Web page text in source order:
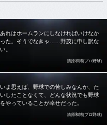
あれはホームランにしなければいけなか
った。そうでなきゃ……野茂に申し訳な
い。
清原和博(プロ野球)
いま思えば、野球での苦しみなんか、た
いしたことなくて、どんな状況でも野球
をやっていることが幸せだった。
清原和博(プロ野球)